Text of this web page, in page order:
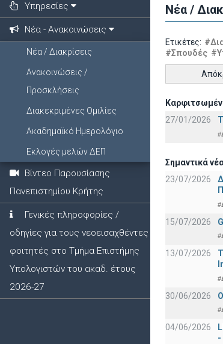
Υπηρεσίες
Νέα - Ανακοινώσεις
Νέα / Διακρίσεις
Ανακοινώσεις /
Προσκλήσεις
Διακεκριμένες Ομιλίες
Ακαδημαϊκό Ημερολόγιο
Εκλογές μελών ΔΕΠ
Βίντεο Παρουσίασης
Πανεπιστημίου Κρήτης
Γενικές πληροφορίες /
οδηγίες για τους νεοεισαχθέντες
φοιτητές στο Τμήμα Επιστήμης
Υπολογιστών του ακαδ. έτους
2026-27
Νέα /
Ετικέτες:
#Σπουδές
27/01/2026
Σημαντικά
23/07/2026
15/07/2026
13/07/2026
30/06/2026
04/06/2026
-